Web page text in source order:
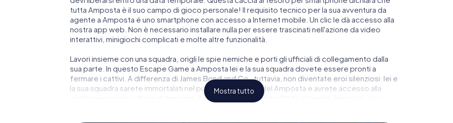
tutta Amposta è il suo campo di gioco personale! Il requisito tecnico per la sua avventura da
agente a Amposta é uno smartphone con accesso a Internet mobile. Un clic le dà accesso alla
nostra app web. Non è necessario installare nulla per essere trascinati nell'azione da video
interattivi, minigiochi complicati e molte altre funzionalità.
Lavori insieme con una squadra, origli le spie nemiche e porti gli ufficiali di collegamento dalla
sua parte. In questo Escape Game a Amposta lei e la sua squadra dovete essere pronti a
fermare i cattivi. A differenza di James Bond and Co., tuttavia, non diventate eroi silenziosi: lei e
la sua squadra sarete immortalati nel punteggio più alto del Amposta e avrete accesso alla
vostra personale galleria di immagini. Il gioco di Escape di myCityHunt rende Amposta, il suo
Mostra tutto